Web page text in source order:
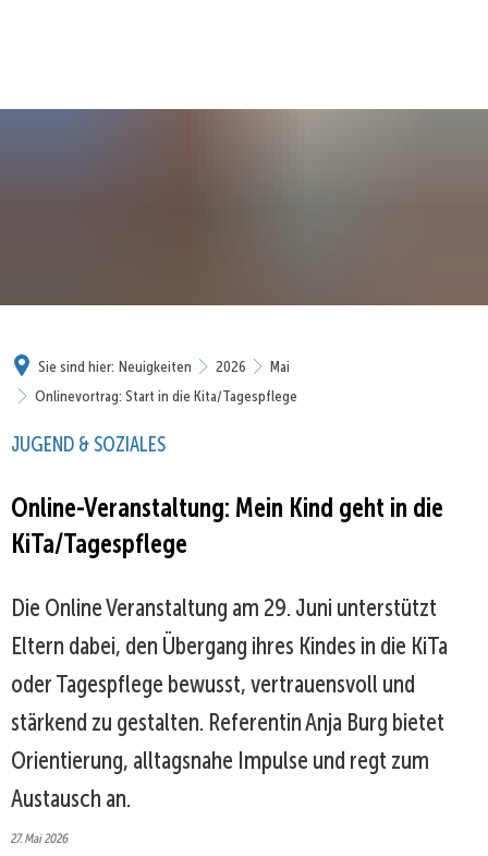
Sie sind hier: Neuigkeiten 2026
Mai
Onlinevortrag: Start in die Kita/Tagespflege
JUGEND & SOZIALES
Online-Veranstaltung: Mein Kind geht in die
KiTa/Tagespflege
Die Online Veranstaltung am 29. Juni unterstützt
Eltern dabei, den Übergang ihres Kindes in die KiTa
oder Tagespflege bewusst, vertrauensvoll und
stärkend zu gestalten. Referentin Anja Burg bietet
Orientierung, alltagsnahe Impulse und regt zum
Austausch an.
27. Mai 2026